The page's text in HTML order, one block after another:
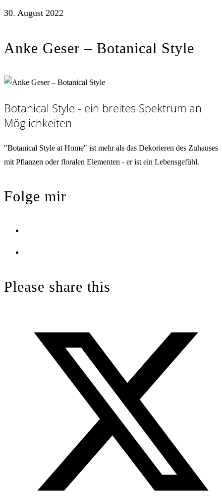
30. August 2022
Anke Geser – Botanical Style
Botanical Style - ein breites Spektrum an
Möglichkeiten
"Botanical Style at Home" ist mehr als das Dekorieren des Zuhauses
mit Pflanzen oder floralen Elementen - er ist ein Lebensgefühl.
Folge mir
tab
new
Please share this